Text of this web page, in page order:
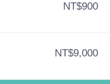
NT$900
NT$9,000